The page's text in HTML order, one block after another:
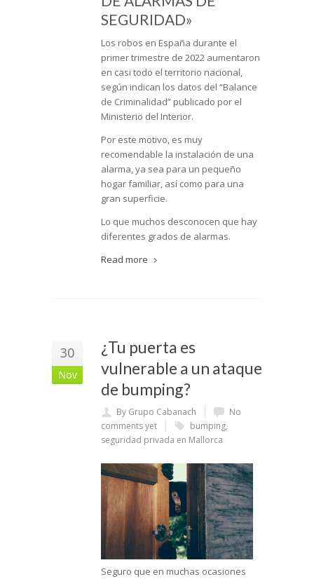
SEGURIDAD»
Los robos en España durante el
primer trimestre de 2022 aumentaron
en casi todo el territorio nacional,
según indican los datos del “Balance
de Criminalidad” publicado por el
Ministerio del Interior.
Por este motivo, es muy
recomendable la instalación de una
alarma, ya sea para un pequeño
hogar familiar, así como para una
gran superficie.
Lo que muchos desconocen que hay
diferentes grados de alarmas.
Read more
30
Nov
¿Tu puerta es
vulnerable a un ataque
de bumping?
By Grupo Cabanach
No
comments yet
bumping,
seguridad privada en Mallorca
Seguro que en muchas ocasiones